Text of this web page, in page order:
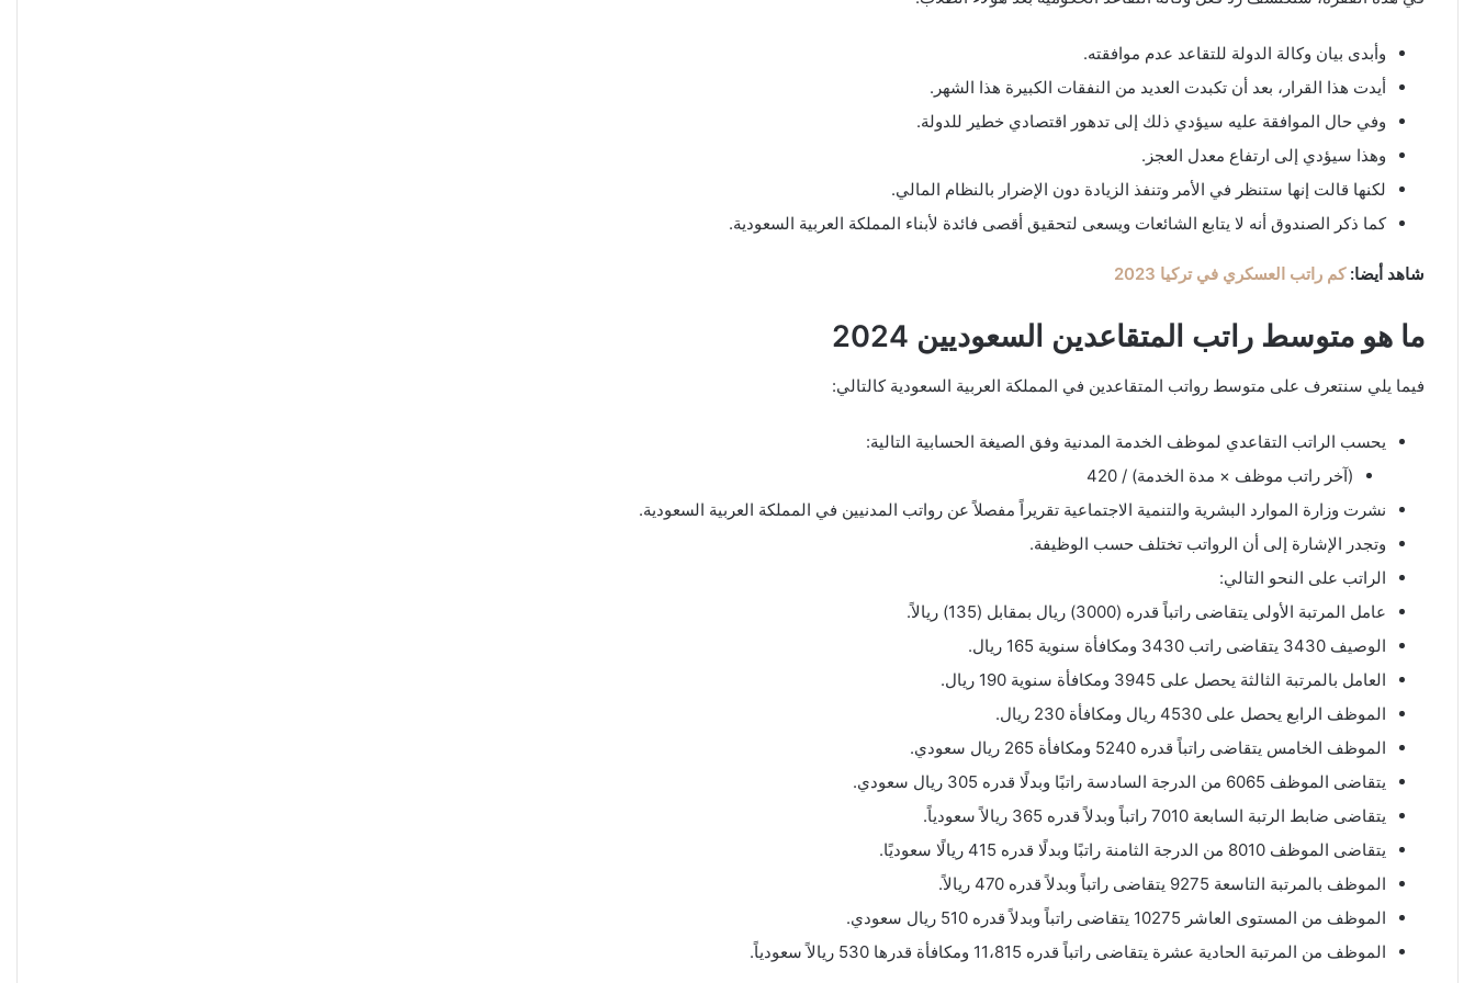
وأبدى بيان وكالة الدولة للتقاعد عدم موافقته.
أيدت هذا القرار، بعد أن تكبدت العديد من النفقات الكبيرة هذا الشهر.
وفي حال الموافقة عليه سيؤدي ذلك إلى تدهور اقتصادي خطير للدولة.
وهذا سيؤدي إلى ارتفاع معدل العجز.
لكنها قالت إنها ستنظر في الأمر وتنفذ الزيادة دون الإضرار بالنظام المالي.
كما ذكر الصندوق أنه لا يتابع الشائعات ويسعى لتحقيق أقصى فائدة لأبناء المملكة العربية السعودية.
شاهد أيضا:كم راتب العسكري في تركيا 2023
ما هو متوسط ​​راتب المتقاعدين السعوديين 2024
فيما يلي سنتعرف على متوسط ​​رواتب المتقاعدين في المملكة العربية السعودية كالتالي:
يحسب الراتب التقاعدي لموظف الخدمة المدنية وفق الصيغة الحسابية التالية:
(آخر راتب موظف × مدة الخدمة) / 420
نشرت وزارة الموارد البشرية والتنمية الاجتماعية تقريراً مفصلاً عن رواتب المدنيين في المملكة العربية السعودية.
وتجدر الإشارة إلى أن الرواتب تختلف حسب الوظيفة.
الراتب على النحو التالي:
عامل المرتبة الأولى يتقاضى راتباً قدره (3000) ريال بمقابل (135) ريالاً.
الوصيف 3430 يتقاضى راتب 3430 ومكافأة سنوية 165 ريال.
العامل بالمرتبة الثالثة يحصل على 3945 ومكافأة سنوية 190 ريال.
الموظف الرابع يحصل على 4530 ريال ومكافأة 230 ريال.
الموظف الخامس يتقاضى راتباً قدره 5240 ومكافأة 265 ريال سعودي.
يتقاضى الموظف 6065 من الدرجة السادسة راتبًا وبدلًا قدره 305 ريال سعودي.
يتقاضى ضابط الرتبة السابعة 7010 راتباً وبدلاً قدره 365 ريالاً سعودياً.
يتقاضى الموظف 8010 من الدرجة الثامنة راتبًا وبدلًا قدره 415 ريالًا سعوديًا.
الموظف بالمرتبة التاسعة 9275 يتقاضى راتباً وبدلاً قدره 470 ريالاً.
الموظف من المستوى العاشر 10275 يتقاضى راتباً وبدلاً قدره 510 ريال سعودي.
الموظف من المرتبة الحادية عشرة يتقاضى راتباً قدره 11،815 ومكافأة قدرها 530 ريالاً سعودياً.